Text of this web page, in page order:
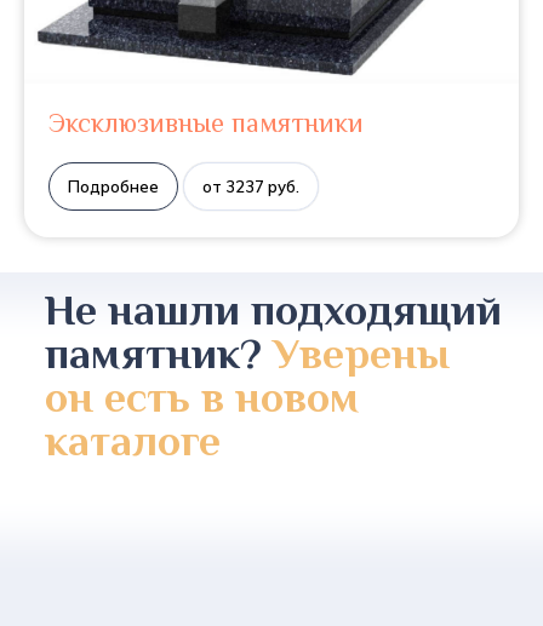
Эксклюзивные памятники
Подробнее от 3237 руб.
Не нашли подходящий
памятник?Уверены
он есть в новом
каталоге